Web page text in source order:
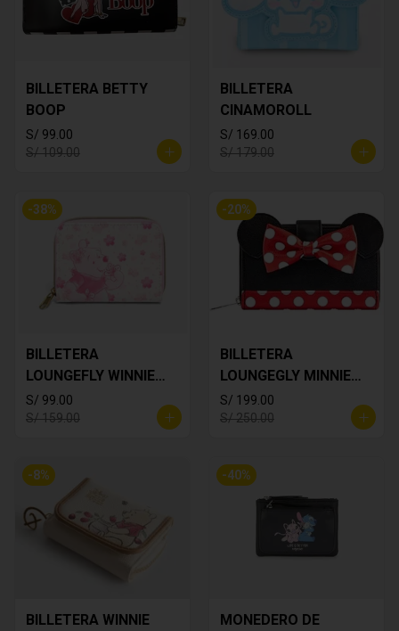
BILLETERA BETTY
BOOP
S/ 99.00
S/ 109.00
BILLETERA
CINAMOROLL
S/ 169.00
S/ 179.00
-38%
BILLETERA
LOUNGEFLY WINNIE
THE POOH
S/ 99.00
S/ 159.00
-20%
BILLETERA
LOUNGEGLY MINNIE
MOUSE
S/ 199.00
S/ 250.00
-8%
BILLETERA WINNIE
-40%
MONEDERO DE